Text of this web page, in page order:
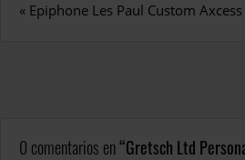
« Epiphone Les Paul Custom Axcess
0 comentarios en Gretsch Ltd